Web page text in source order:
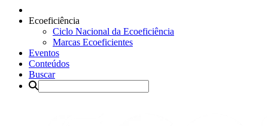
Ecoeficiência
Ciclo Nacional da Ecoeficiência
Marcas Ecoeficientes
Eventos
Conteúdos
Buscar